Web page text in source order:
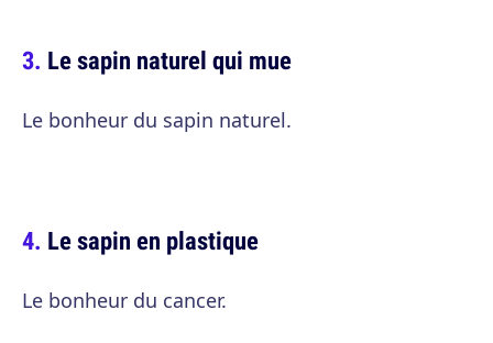
Le sapin naturel qui mue
Le bonheur du sapin naturel.
Le sapin en plastique
Le bonheur du cancer.